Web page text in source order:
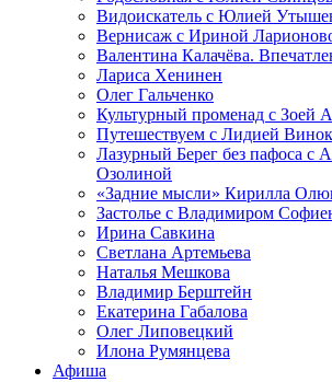
Видоискатель с Юлией
Вернисаж с Ириной
Валентина Калачёва.
Лариса Хенинен
Олег Гальченко
Культурный променад с Зоей
Путешествуем с Лидией
Лазурный Берег без пафоса с
Озолиной
«Задние мысли» Кирилла
Застолье с Владимиром
Ирина Савкина
Светлана Артемьева
Наталья Мешкова
Владимир Берштейн
Екатерина Габалова
Олег Липовецкий
Илона Румянцева
Афиша